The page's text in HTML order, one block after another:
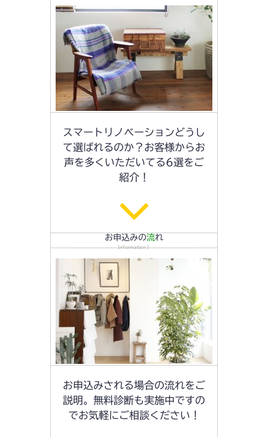
スマートリノベーションどうし
て選ばれるのか？お客様からお
声を多くいただいてる6選をご
紹介！
お申込みの流れ
InformationⅠ
お申込みされる場合の流れをご
説明。無料診断も実施中ですの
でお気軽にご相談ください！